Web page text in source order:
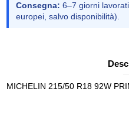
Consegna: 6–7 giorni
europei, salvo disponibilità).
MICHELIN 215/50 R18 92W